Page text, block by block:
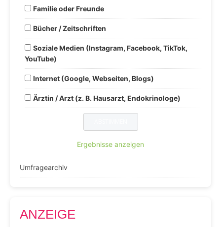
Familie oder Freunde
Bücher / Zeitschriften
Soziale Medien (Instagram, Facebook, TikTok,
YouTube)
Internet (Google, Webseiten, Blogs)
Ärztin / Arzt (z. B. Hausarzt, Endokrinologe)
Ergebnisse anzeigen
Umfragearchiv
ANZEIGE